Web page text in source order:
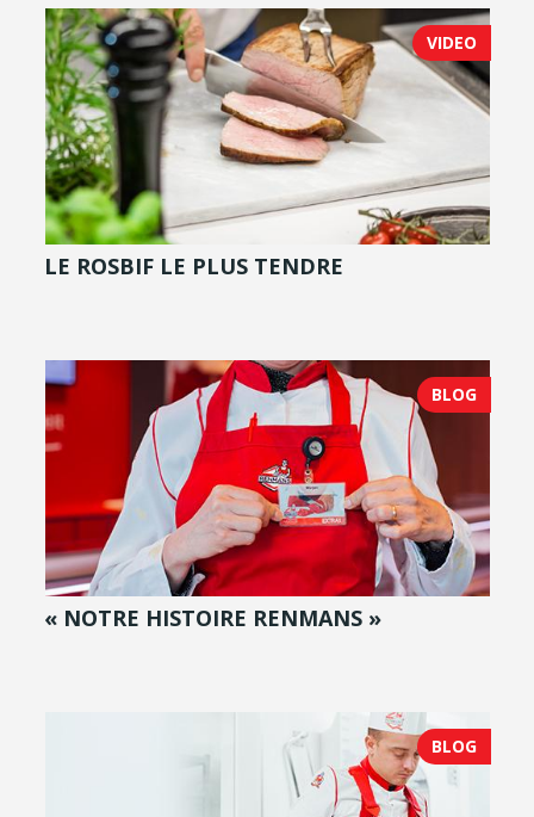
VIDEO
LE ROSBIF LE PLUS TENDRE
BLOG
« NOTRE HISTOIRE RENMANS »
BLOG